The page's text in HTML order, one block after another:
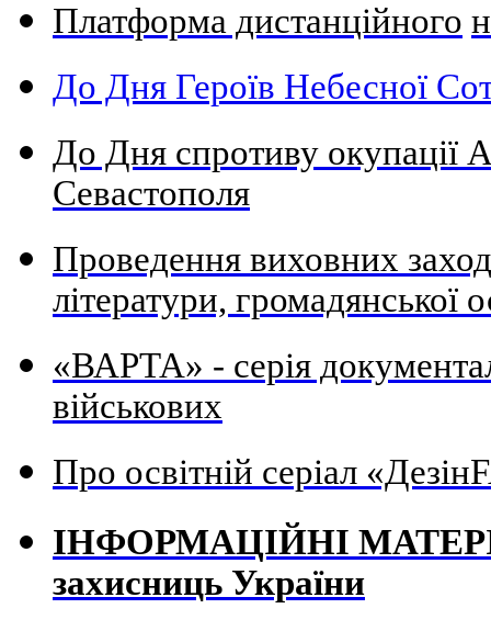
Платформа дистанційного
До Дня Героїв Небесної
До Дня спротиву окупації
Севастополя
Проведення виховних
літератури, громадянської
«ВАРТА» - серія
військових
Про освітній серіал
ІНФОРМАЦІЙНІ
захисниць України